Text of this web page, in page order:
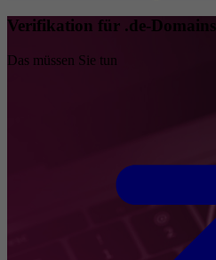
Verifikation für .de-Domains
Das müssen Sie tun